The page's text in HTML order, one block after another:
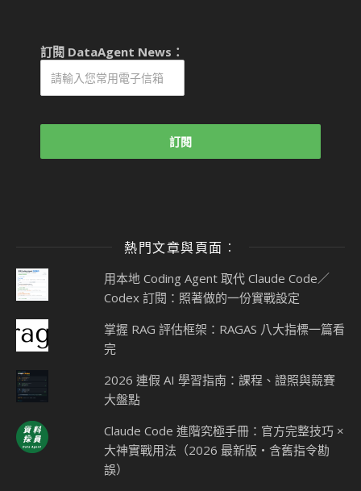
訂閱 DataAgent News：
熱門文章與頁面︰
用本地 Coding Agent 取代 Claude Code／
Codex 訂閱：照著做的一份實戰設定
掌握 RAG 評估框架：RAGAS 八大指標一篇看
完
2026 連假 AI 學習指南：課程、證照與競賽
大盤點
Claude Code 進階究極手冊：官方完整技巧 ×
大神實戰用法（2026 最新版・含舊指令勘
誤）